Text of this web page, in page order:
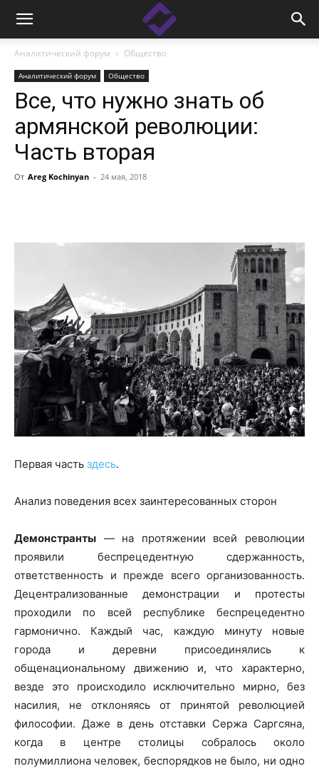
Аналитический форум Общество
Аналитический форум Общество
Все, что нужно знать об
армянской революции:
Часть вторая
От Areg Kochinyan - 24 мая, 2018
Первая часть здесь.
Анализ поведения всех заинтересованных сторон
Демонстранты — на протяжении всей революции
проявили беспрецедентную сдержанность,
ответственность и прежде всего организованность.
Децентрализованные демонстрации и протесты
проходили по всей республике беспрецедентно
гармонично. Каждый час, каждую минуту новые
города и деревни присоединялись к
общенациональному движению и, что характерно,
везде это происходило исключительно мирно, без
насилия, не отклоняясь от принятой революцией
философии. Даже в день отставки Сержа Саргсяна,
когда в центре столицы собралось около
полумиллиона человек, беспорядков не было, ни одно